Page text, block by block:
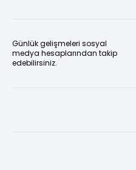
Günlük gelişmeleri sosyal
medya hesaplarından takip
edebilirsiniz.